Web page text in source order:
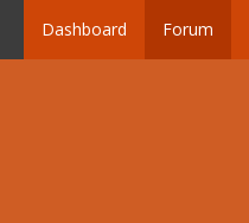
Dashboard Forum